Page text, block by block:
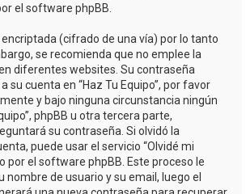
el software phpBB.
(cifrado de una vía) por lo tanto
se recomienda que no emplee la
diferentes websites. Su contraseña
su cuenta en “Haz Tu Equipo”, por favor
y bajo ninguna circunstancia ningún
phpBB u otra tercera parte,
su contraseña. Si olvidó la
puede usar el servicio “Olvidé mi
por el software phpBB. Este proceso le
nombre de usuario y su email, luego el